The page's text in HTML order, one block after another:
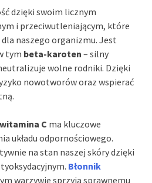
dzięki swoim licznym
i przeciwutleniającym, które
naszego organizmu. Jest
tym beta-karoten – silny
wolne rodniki. Dzięki
nowotworów oraz wspierać
witamina C ma kluczowe
układu odpornościowego.
na stan naszej skóry dzięki
Błonnik
warzywie sprzyja sprawnemu